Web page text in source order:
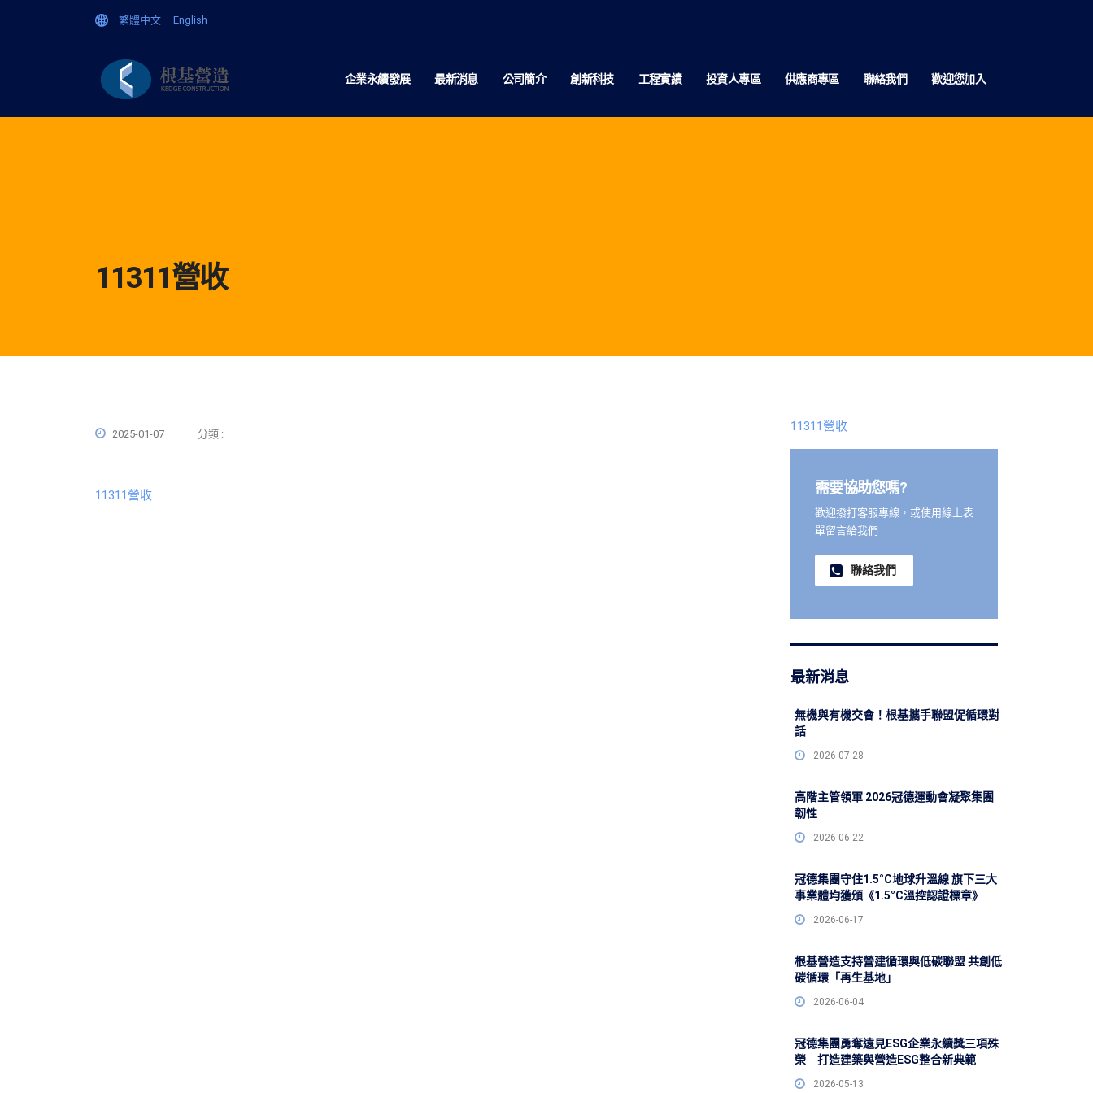
繁體中文 English
企業永續發展 最新消息 公司簡介 創新科技 工程實績 投資人專區 供應商專區 聯絡我們 歡迎您加入
11311營收
2025-01-07 分類 :
11311營收
11311營收
需要協助您嗎?
歡迎撥打客服專線，或使用線上表
單留言給我們
聯絡我們
最新消息
無機與有機交會！根基攜手聯盟促循環對
話
2026-07-28
高階主管領軍 2026冠德運動會凝聚集團
韌性
2026-06-22
冠德集團守住1.5°C地球升溫線 旗下三大
事業體均獲頒《1.5°C溫控認證標章》
2026-06-17
根基營造支持營建循環與低碳聯盟 共創低
碳循環「再生基地」
2026-06-04
冠德集團勇奪遠見ESG企業永續獎三項殊
榮 打造建築與營造ESG整合新典範
2026-05-13